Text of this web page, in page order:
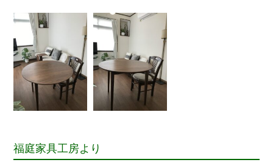
福庭家具工房より